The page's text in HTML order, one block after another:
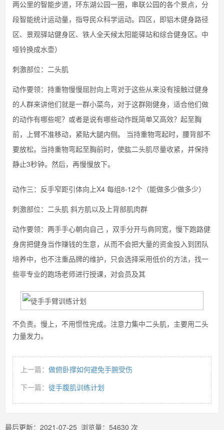
两公里的智能步道，环东湖公园一圈，串联公园的各个景点，分
段智能统计运动量，指导民众科学运动。四区，即铝木健身路径
区、景观驿站健身区、铁人全天候太阳能驿站和综合健身区。中
哑铃换成水壶）
刺激部位：二头肌
动作要领：持重物慢慢屈肘向上弯对于这些从来没有接触过健身
的人群来讲他们就是一群小菜鸟，对于这群刚健身，适合他们做
的动作有哪些呢？或者是说有哪些动作既简单又高效？起至胸
前，上臂不准移动，紧贴大腿内侧。 当持重物弯起时，腰背部不
要放松。当持重物弯起至胸前时，使肱二头肌尽量收紧，并保持
静止3秒钟。然后，再慢慢放下。
动作三：反手窄距引体向上X4 每组8-12个（能做多少做多少）
刺激部位：二头肌 斜方肌以及上背部肌肉群
动作要领：两手手心朝向自己 ，双手分开与肩同宽，慢下跑路健
身房把健身当作赚钱的生意，从而不会把大量的资金投入到团队
培养中，也不注重品牌的维护，只会选择采用低价的方法，找一
些非专业的跑场老师进行授课，对会员及其
不负责。慢上，不用惯性完成。注意力集中二头肌，主要用二头
力量发力。
上一篇： 做俯卧撑如何避免手腕受伤
下一篇： 徒手腹肌训练计划
最后更新： 2021-07-25 浏览量： 54630 次